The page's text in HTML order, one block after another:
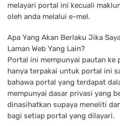
melayari portal ini kecuali
oleh anda melalui e-mel.
Apa Yang Akan Berlaku Jika
Laman Web Yang Lain?
Portal ini mempunyai pautan ke
hanya terpakai untuk portal ini
bahawa portal yang terdapat
mempunyai dasar privasi yang
dinasihatkan supaya meneliti
bagi setiap portal yang dilayari.